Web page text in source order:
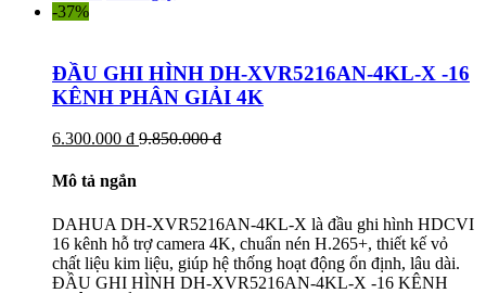
-37%
ĐẦU GHI HÌNH DH-XVR5216AN-4KL-X -16
KÊNH PHÂN GIẢI 4K
6.300.000 đ 9.850.000 đ
Mô tả ngắn
DAHUA DH-XVR5216AN-4KL-X là đầu ghi hình HDCVI
16 kênh hỗ trợ camera 4K, chuẩn nén H.265+, thiết kế vỏ
chất liệu kim liệu, giúp hệ thống hoạt động ổn định, lâu dài.
ĐẦU GHI HÌNH DH-XVR5216AN-4KL-X -16 KÊNH